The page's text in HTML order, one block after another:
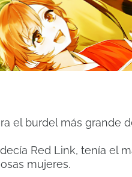
el burdel más grande
Red Link, tenía el
mujeres.